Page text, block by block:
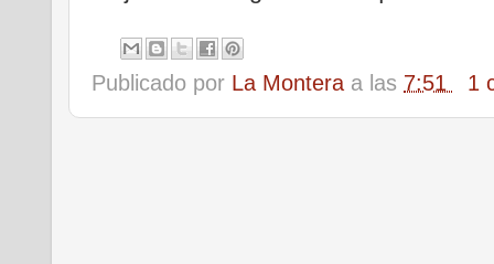
Publicado por La Montera a las 7:51 1